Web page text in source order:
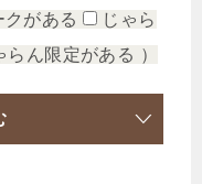
がある
じゃら
らん限定がある ）